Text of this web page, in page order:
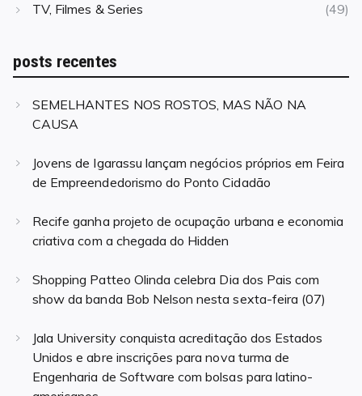
TV, Filmes & Series
(49)
posts recentes
SEMELHANTES NOS ROSTOS, MAS NÃO NA
CAUSA
Jovens de Igarassu lançam negócios próprios em Feira
de Empreendedorismo do Ponto Cidadão
Recife ganha projeto de ocupação urbana e economia
criativa com a chegada do Hidden
Shopping Patteo Olinda celebra Dia dos Pais com
show da banda Bob Nelson nesta sexta-feira (07)
Jala University conquista acreditação dos Estados
Unidos e abre inscrições para nova turma de
Engenharia de Software com bolsas para latino-